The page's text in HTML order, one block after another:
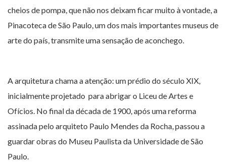
cheios de pompa, que não nos deixam ficar muito à vontade, a
Pinacoteca de São Paulo, um dos mais importantes museus de
arte do país, transmite uma sensação de aconchego.
A arquitetura chama a atenção: um prédio do século XIX,
inicialmente projetado para abrigar o Liceu de Artes e
Ofícios. No final da década de 1900, após uma reforma
assinada pelo arquiteto Paulo Mendes da Rocha, passou a
guardar obras do Museu Paulista da Universidade de São
Paulo.